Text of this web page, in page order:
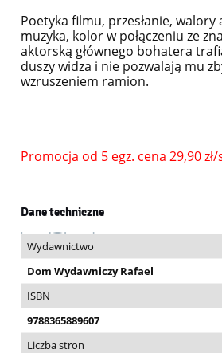
Poetyka filmu, przesłanie, walory
muzyka, kolor w połączeniu ze
aktorską głównego bohatera
duszy widza i nie pozwalają mu
wzruszeniem ramion.
Promocja od 5 egz. cena 29,90 zł/
Dane techniczne
Wydawnictwo
Dom Wydawniczy Rafael
ISBN
9788365889607
Liczba stron